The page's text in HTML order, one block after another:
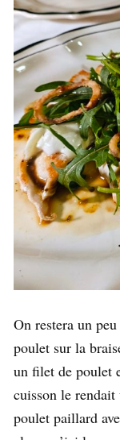
On restera un
poulet sur la
un filet de poulet
cuisson le
poulet paillard